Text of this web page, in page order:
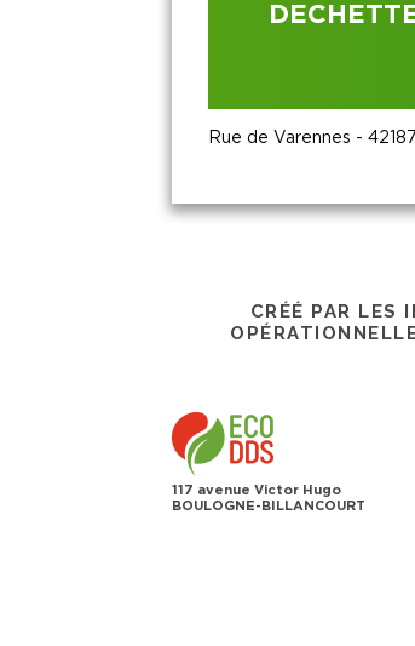
Rue de Varennes -
CRÉÉ PAR LES
117 avenue Victor Hugo
BOULOGNE-BILLANCOURT